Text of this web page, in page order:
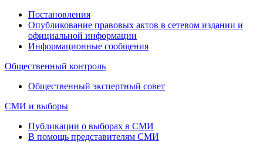
Постановления
Опубликование правовых актов в сетевом издании и
официальной информации
Информационные сообщения
Общественный контроль
Общественный экспертный совет
СМИ и выборы
Публикации о выборах в СМИ
В помощь представителям СМИ